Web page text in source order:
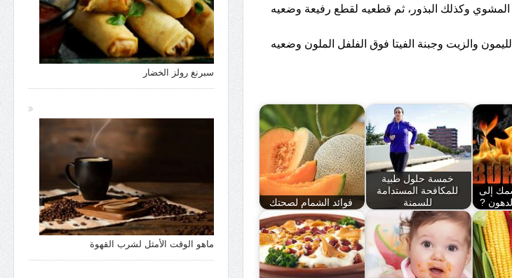
وكذلك البذور، ثم قطعيه لقطع رفيعة وضعيه
والزيت وجبنة الفيتا فوق الفلفل الملون وضعيه
إلى
?
خمسة حلول طبية
للمكافحة المستدامة
للسمنة
فوائد الشمام لصحتك
سبرنغ رولز الخضار
ماهو الوقت الأمثل لشرب القهوة